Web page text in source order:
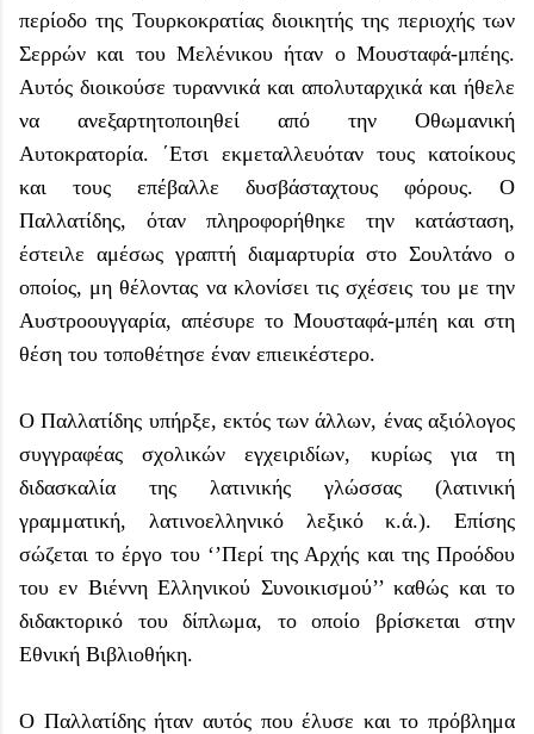
περίοδο της Τουρκοκρατίας διοικητής της περιοχής των
Σερρών και του Μελένικου ήταν ο Μουσταφά-μπέης.
Αυτός διοικούσε τυραννικά και απολυταρχικά και ήθελε
να ανεξαρτητοποιηθεί από την Οθωμανική
Αυτοκρατορία. ΄Ετσι εκμεταλλευόταν τους κατοίκους
και τους επέβαλλε δυσβάσταχτους φόρους. Ο
Παλλατίδης, όταν πληροφορήθηκε την κατάσταση,
έστειλε αμέσως γραπτή διαμαρτυρία στο Σουλτάνο ο
οποίος, μη θέλοντας να κλονίσει τις σχέσεις του με την
Αυστροουγγαρία, απέσυρε το Μουσταφά-μπέη και στη
θέση του τοποθέτησε έναν επιεικέστερο.
Ο Παλλατίδης υπήρξε, εκτός των άλλων, ένας αξιόλογος
συγγραφέας σχολικών εγχειριδίων, κυρίως για τη
διδασκαλία της λατινικής γλώσσας (λατινική
γραμματική, λατινοελληνικό λεξικό κ.ά.). Επίσης
σώζεται το έργο του ‘’Περί της Αρχής και της Προόδου
του εν Βιέννη Ελληνικού Συνοικισμού’’ καθώς και το
διδακτορικό του δίπλωμα, το οποίο βρίσκεται στην
Εθνική Βιβλιοθήκη.
Ο Παλλατίδης ήταν αυτός που έλυσε και το πρόβλημα